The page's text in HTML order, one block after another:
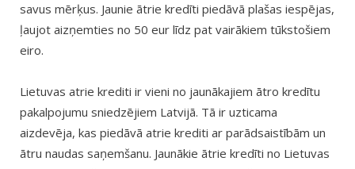
savus mērķus. Jaunie ātrie kredīti piedāvā plašas iespējas,
ļaujot aizņemties no 50 eur līdz pat vairākiem tūkstošiem
eiro.
Lietuvas atrie krediti ir vieni no jaunākajiem ātro kredītu
pakalpojumu sniedzējiem Latvijā. Tā ir uzticama
aizdevēja, kas piedāvā atrie krediti ar parādsaistībām un
ātru naudas saņemšanu. Jaunākie ātrie kredīti no Lietuvas